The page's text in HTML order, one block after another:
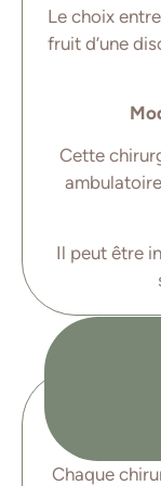
Le choix
fruit d’une
Cette
Il peut être
Chaque